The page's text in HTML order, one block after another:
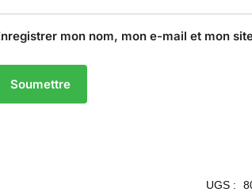
mon nom, mon e-mail et mon
UGS :